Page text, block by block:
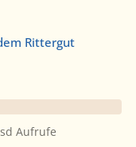
Rittergut
Aufrufe